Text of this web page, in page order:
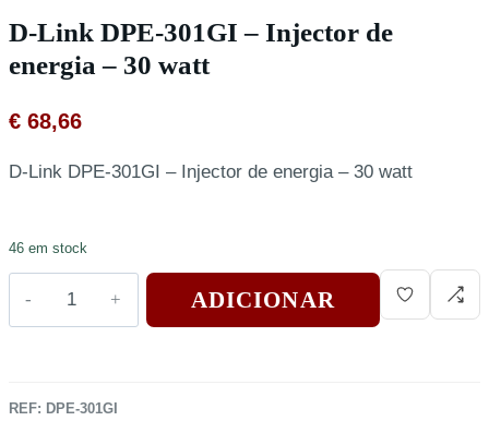
D-Link DPE-301GI – Injector de
energia – 30 watt
€ 68,66
D-Link DPE-301GI – Injector de energia – 30 watt
46 em stock
ADICIONAR
REF: DPE-301GI